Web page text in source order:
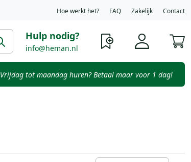
Hoe werkt het? FAQ Zakelijk Contact
Hulp nodig?
info@heman.nl
Vrijdag tot maandag huren? Betaal maar voor 1 dag!